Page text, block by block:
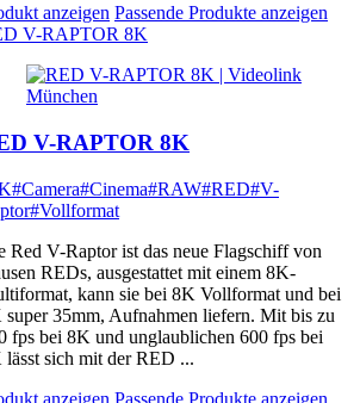
anzeigen Passende Produkte anzeigen
V-RAPTOR 8K
V-RAPTOR 8K
#Camera#Cinema#RAW#RED#V-
#Vollformat
Red V-Raptor ist das neue Flagschiff von
REDs, ausgestattet mit einem 8K-
kann sie bei 8K Vollformat und bei
super 35mm, Aufnahmen liefern. Mit bis zu
fps bei 8K und unglaublichen 600 fps bei
lässt sich mit der RED ...
anzeigen Passende Produkte anzeigen